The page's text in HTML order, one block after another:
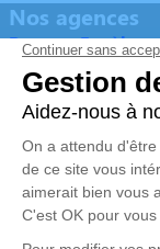
Nos agences
Pompes
03 74 11 85 41
5/5 - 16 avis
Pompes